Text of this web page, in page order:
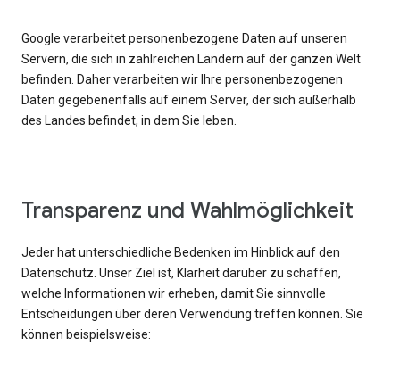
Google verarbeitet personenbezogene Daten auf unseren
Servern, die sich in zahlreichen Ländern auf der ganzen Welt
befinden. Daher verarbeiten wir Ihre personenbezogenen
Daten gegebenenfalls auf einem Server, der sich außerhalb
des Landes befindet, in dem Sie leben.
Transparenz und Wahlmöglichkeit
Jeder hat unterschiedliche Bedenken im Hinblick auf den
Datenschutz. Unser Ziel ist, Klarheit darüber zu schaffen,
welche Informationen wir erheben, damit Sie sinnvolle
Entscheidungen über deren Verwendung treffen können. Sie
können beispielsweise: